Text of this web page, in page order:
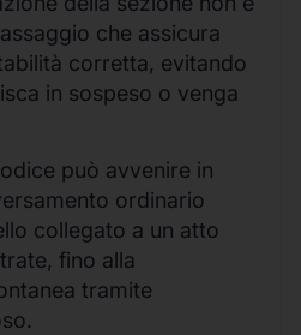
che assicura
corretta, evitando
in sospeso o venga
può avvenire in
ordinario
collegato a un atto
fino alla
tramite